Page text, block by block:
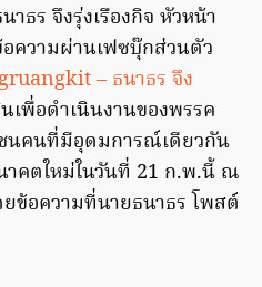
ธร จึงรุ่งเรืองกิจ หัวหน้า
ความผ่านเฟซบุ๊กส่วนตัว
– ธนาธร จึง
นเพื่อดำเนินงานของพรรค
นคนที่มีอุดมการณ์เดียวกัน
คตใหม่ในวันที่ 21 ก.พ.นี้ ณ
ข้อความที่นายธนาธร โพสต์